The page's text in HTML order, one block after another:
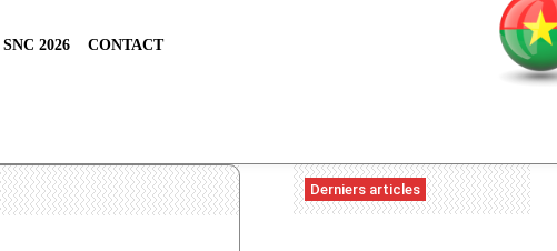
SNC 2026 CONTACT
Derniers articles